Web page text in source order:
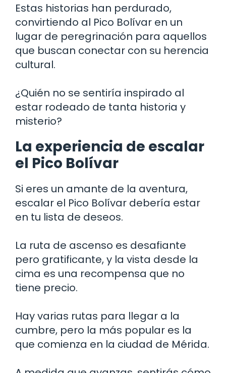
Estas historias han perdurado,
convirtiendo al Pico Bolívar en un
lugar de peregrinación para aquellos
que buscan conectar con su herencia
cultural.
¿Quién no se sentiría inspirado al
estar rodeado de tanta historia y
misterio?
La experiencia de escalar
el Pico Bolívar
Si eres un amante de la aventura,
escalar el Pico Bolívar debería estar
en tu lista de deseos.
La ruta de ascenso es desafiante
pero gratificante, y la vista desde la
cima es una recompensa que no
tiene precio.
Hay varias rutas para llegar a la
cumbre, pero la más popular es la
que comienza en la ciudad de Mérida.